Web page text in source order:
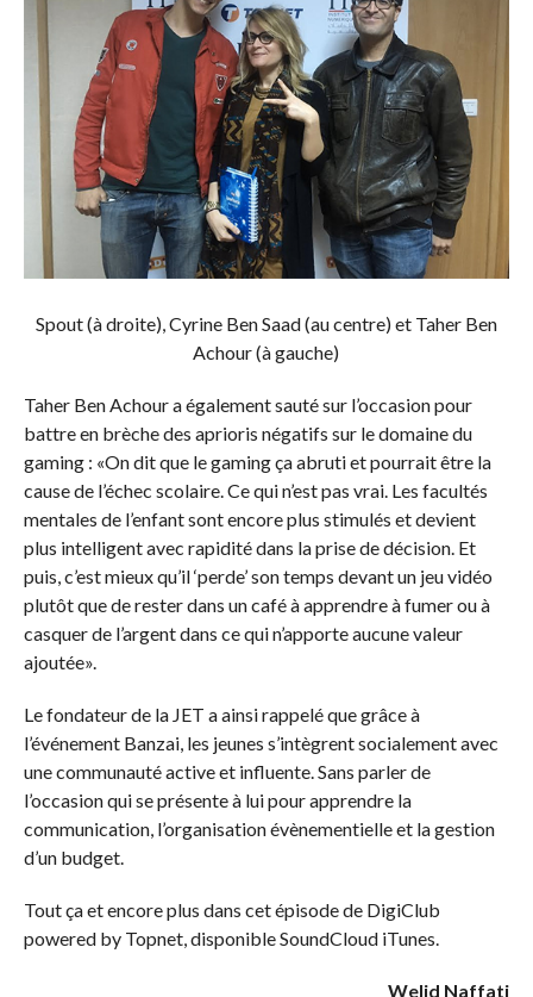
Spout (à droite), Cyrine Ben Saad (au centre) et Taher Ben
Achour (à gauche)
Taher Ben Achour a également sauté sur l’occasion pour
battre en brèche des aprioris négatifs sur le domaine du
gaming : «On dit que le gaming ça abruti et pourrait être la
cause de l’échec scolaire. Ce qui n’est pas vrai. Les facultés
mentales de l’enfant sont encore plus stimulés et devient
plus intelligent avec rapidité dans la prise de décision. Et
puis, c’est mieux qu’il ‘perde’ son temps devant un jeu vidéo
plutôt que de rester dans un café à apprendre à fumer ou à
casquer de l’argent dans ce qui n’apporte aucune valeur
ajoutée».
Le fondateur de la JET a ainsi rappelé que grâce à
l’événement Banzai, les jeunes s’intègrent socialement avec
une communauté active et influente. Sans parler de
l’occasion qui se présente à lui pour apprendre la
communication, l’organisation évènementielle et la gestion
d’un budget.
Tout ça et encore plus dans cet épisode de DigiClub
powered by Topnet, disponible SoundCloud iTunes.
Welid Naffati